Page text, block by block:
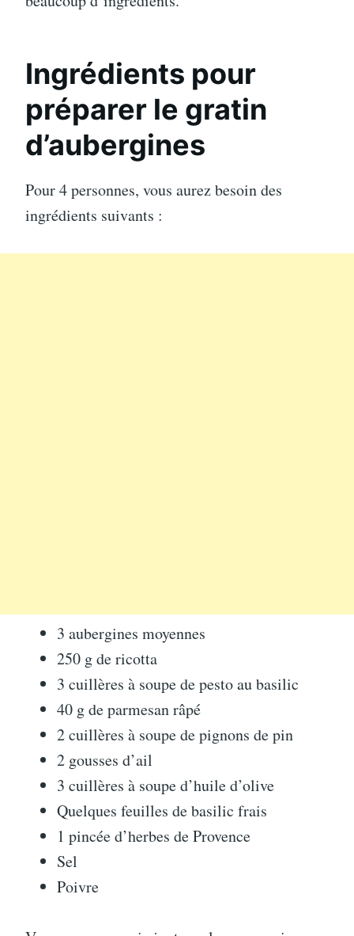
Ingrédients pour
préparer le gratin
d’aubergines
Pour 4 personnes, vous aurez besoin des
ingrédients suivants :
3 aubergines moyennes
250 g de ricotta
3 cuillères à soupe de pesto au basilic
40 g de parmesan râpé
2 cuillères à soupe de pignons de pin
2 gousses d’ail
3 cuillères à soupe d’huile d’olive
Quelques feuilles de basilic frais
1 pincée d’herbes de Provence
Sel
Poivre